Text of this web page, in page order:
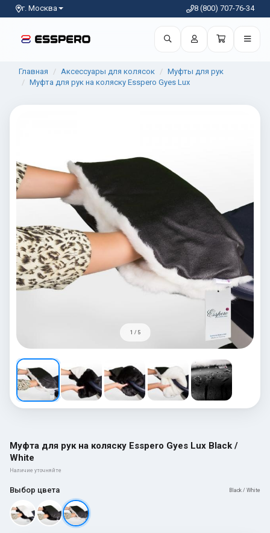
г. Москва 8 (800) 707-76-34
Главная Аксессуары для колясок
Муфты для рук
Муфта для рук на коляску Esspero Gуеs Lux
1 / 5
Муфта для рук на коляску Esspero Gуеs Lux Black /
White
Наличие уточняйте
Выбор цвета Black / White